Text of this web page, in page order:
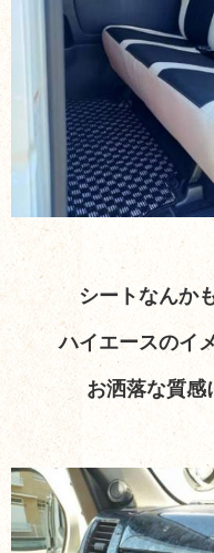
シートなんか
ハイエースのイ
お洒落な質感